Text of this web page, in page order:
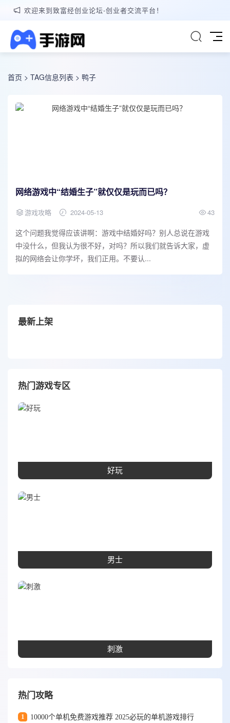
欢迎来到致富经创业论坛-创业者交流平台！
首页 > TAG信息列表 > 鸭子
网络游戏中“结婚生子”就仅仅是玩而已吗？
游戏攻略 2024-05-13 43
这个问题我觉得应该讲啊：游戏中结婚好吗？别人总说在游戏
中没什么，但我认为很不好，对吗？所以我们就告诉大家，虚
拟的网络会让你学坏，我们正用。不要认...
最新上架
热门游戏专区
好玩
男士
刺激
热门攻略
1 10000个单机免费游戏推荐 2025必玩的单机游戏排行